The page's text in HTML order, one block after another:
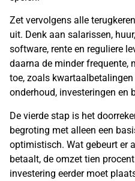
Zet vervolgens alle
uit. Denk aan salarissen,
software, rente en reguliere
daarna de minder frequente,
toe, zoals
onderhoud, investeringen en
De vierde stap is het
begroting met alleen een
optimistisch. Wat gebeurt er
betaalt, de omzet tien
investering eerder moet